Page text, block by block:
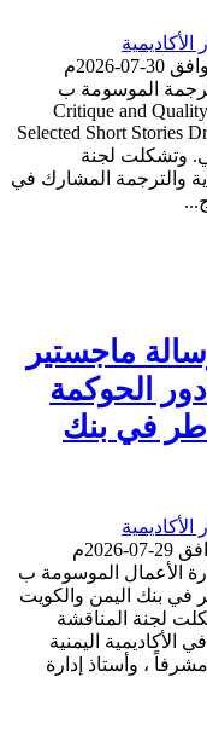
الأكاديمية
عقدت الأكاديمية اليمنية اليوم الخميس الموافق 30-07-2026م
الموسومة ب
“Critique and
Selected Short Stories
وتشكلت لجنة
والترجمة المشارك في
ماجستير
الحوكمة
في بنك
الأكاديمية
عقدت الأكاديمية اليمنية اليوم الأربعاء الموافق 29-07-2026م
الأعمال الموسومة ب
في بنك اليمن والكويت
لجنة المناقشة
اليمنية
، وأستاذ إدارة